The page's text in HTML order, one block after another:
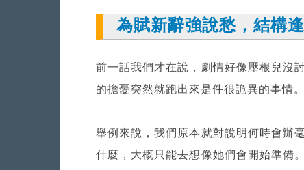
為賦新辭強說愁，結構
前一話我們才在說，劇情好像壓根兒沒
的擔憂突然就跑出來是件很詭異的事
舉例來說，我們原本就對說明何時會辦
什麼，大概只能去想像她們會開始準備